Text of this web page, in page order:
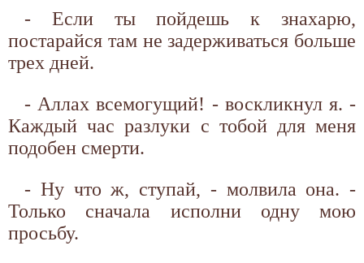
- Если ты пойдешь к знахарю,
постарайся там не задерживаться больше
трех дней.
- Аллах всемогущий! - воскликнул я. -
Каждый час разлуки с тобой для меня
подобен смерти.
- Ну что ж, ступай, - молвила она. -
Только сначала исполни одну мою
просьбу.